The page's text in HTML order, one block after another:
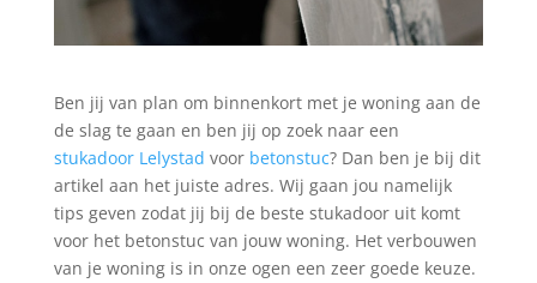
Ben jij van plan om binnenkort met je woning aan de
de slag te gaan en ben jij op zoek naar een
stukadoor Lelystad voor betonstuc? Dan ben je bij dit
artikel aan het juiste adres. Wij gaan jou namelijk
tips geven zodat jij bij de beste stukadoor uit komt
voor het betonstuc van jouw woning. Het verbouwen
van je woning is in onze ogen een zeer goede keuze.